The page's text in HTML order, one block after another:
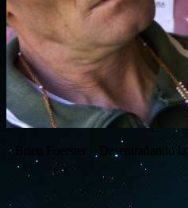
Brien Foerster – Desentrañando